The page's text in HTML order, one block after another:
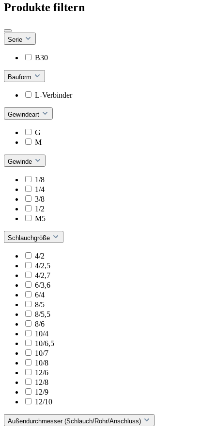
Produkte filtern
Serie
B30
Bauform
L-Verbinder
Gewindeart
G
M
Gewinde
1/8
1/4
3/8
1/2
M5
Schlauchgröße
4/2
4/2,5
4/2,7
6/3,6
6/4
8/5
8/5,5
8/6
10/4
10/6,5
10/7
10/8
12/6
12/8
12/9
12/10
Außendurchmesser (Schlauch/Rohr/Anschluss)